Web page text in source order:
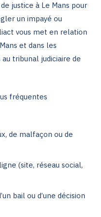
justice à Le Mans pour
un impayé ou
vous met en relation
et dans les
tribunal judiciaire de
fréquentes
de malfaçon ou de
(site, réseau social,
bail ou d’une décision